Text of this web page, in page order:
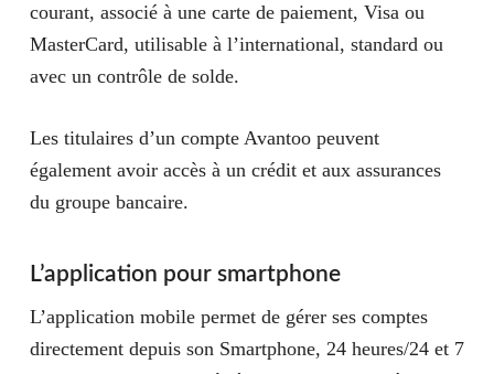
courant, associé à une carte de paiement, Visa ou
MasterCard, utilisable à l’international, standard ou
avec un contrôle de solde.
Les titulaires d’un compte Avantoo peuvent
également avoir accès à un crédit et aux assurances
du groupe bancaire.
L’application pour smartphone
L’application mobile permet de gérer ses comptes
directement depuis son Smartphone, 24 heures/24 et 7